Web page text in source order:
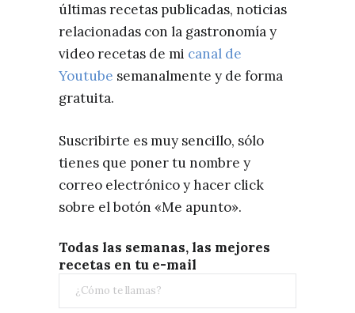
últimas recetas publicadas, noticias
relacionadas con la gastronomía y
video recetas de mi canal de
Youtube semanalmente y de forma
gratuita.
Suscribirte es muy sencillo, sólo
tienes que poner tu nombre y
correo electrónico y hacer click
sobre el botón «Me apunto».
Todas las semanas, las mejores
recetas en tu e-mail